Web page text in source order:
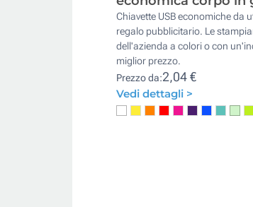
Chiavette USB economiche da
regalo pubblicitario. Le
dell'azienda a colori o con
miglior prezzo.
Prezzo da:2,04 €
Vedi dettagli >